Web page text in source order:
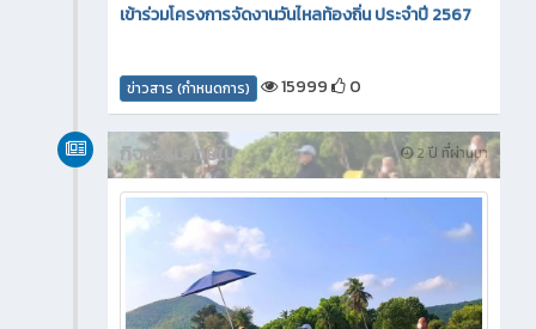
เข้าร่วมโครงการจัดงานวันไหลท้องถิ่น ประจำปี 2567
ข่าวสาร (กำหนดการ) 15999 0
2 ปี ที่ผ่านมา
กิจกรรมภายใน